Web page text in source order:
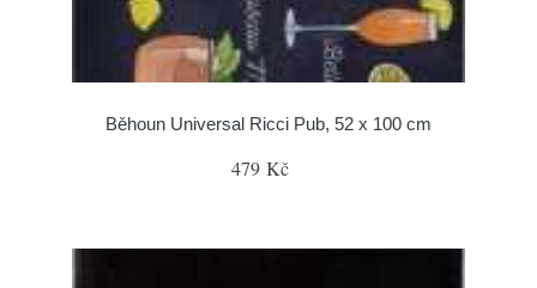
Běhoun Universal Ricci Pub, 52 x 100 cm
479 Kč